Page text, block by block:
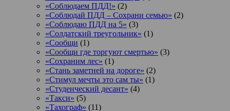
«Соблюдаем ПДД!» (2)
«Соблюдай ПДД – Сохрани семью» (2)
«Соблюдаю ПДД на 5» (3)
«Солдатский треугольник» (1)
«Сообщи (1)
«Сообщи где торгуют смертью» (3)
«Сохраним лес» (1)
«Стань заметней на дороге» (2)
«Стимул мечты это сам ты» (1)
«Студенческий десант» (4)
«Такси» (5)
«Тахограф» (11)